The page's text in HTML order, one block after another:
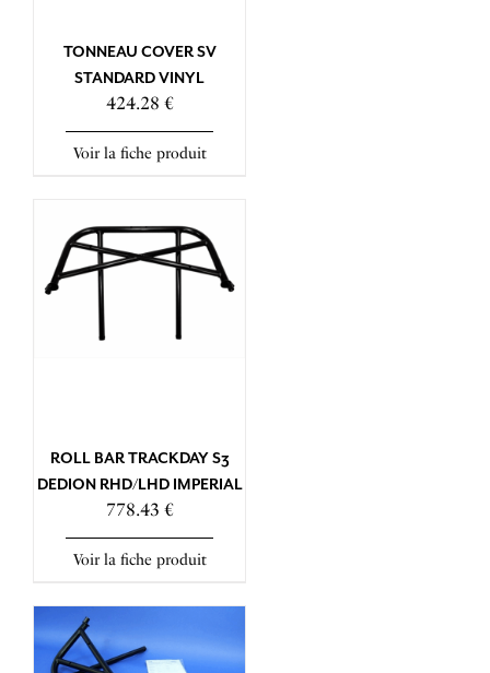
TONNEAU COVER SV
STANDARD VINYL
424.28 €
Voir la fiche produit
ROLL BAR TRACKDAY S3
DEDION RHD/LHD IMPERIAL
778.43 €
Voir la fiche produit